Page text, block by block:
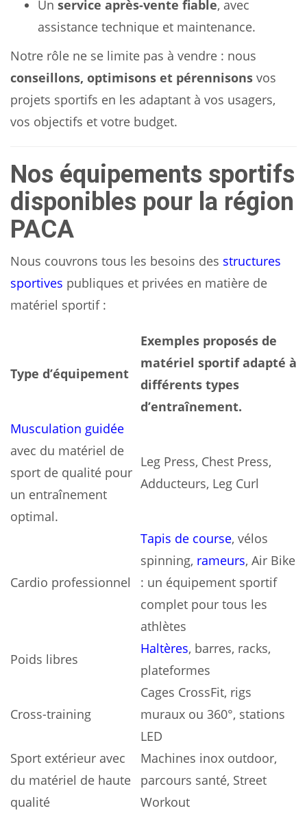
Un service après-vente fiable, avec
assistance technique et maintenance.
Notre rôle ne se limite pas à vendre : nous
conseillons, optimisons et pérennisons vos
projets sportifs en les adaptant à vos usagers,
vos objectifs et votre budget.
Nos équipements sportifs
disponibles pour la région
PACA
Nous couvrons tous les besoins des structures
sportives publiques et privées en matière de
matériel sportif :
Type d’équipement
Exemples proposés de
matériel sportif adapté à
différents types
d’entraînement.
Musculation guidée
avec du matériel de
sport de qualité pour
un entraînement
optimal.
Leg Press, Chest Press,
Adducteurs, Leg Curl
Cardio professionnel
Tapis de course, vélos
spinning, rameurs, Air Bike
: un équipement sportif
complet pour tous les
athlètes
Poids libres
Haltères, barres, racks,
plateformes
Cross-training
Cages CrossFit, rigs
muraux ou 360°, stations
LED
Sport extérieur avec
du matériel de haute
qualité
Machines inox outdoor,
parcours santé, Street
Workout